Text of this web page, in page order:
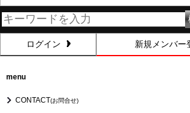
ログイン 新規メンバー
menu
CONTACT(お問合せ)